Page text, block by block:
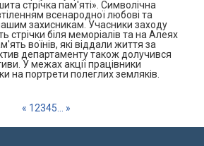
стрічка пам'яті». Символічна
всенародної любові та
захисникам. Учасники заходу
стрічки біля меморіалів та на Алеях
воїнів, які віддали життя за
департаменту також долучився
У межах акції працівники
на портрети полеглих земляків.
« 1 2345 »